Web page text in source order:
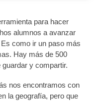
para hacer
alumnos a avanzar
como ir un paso más
Hay más de 500
y compartir.
nos encontramos con
la geografía, pero que